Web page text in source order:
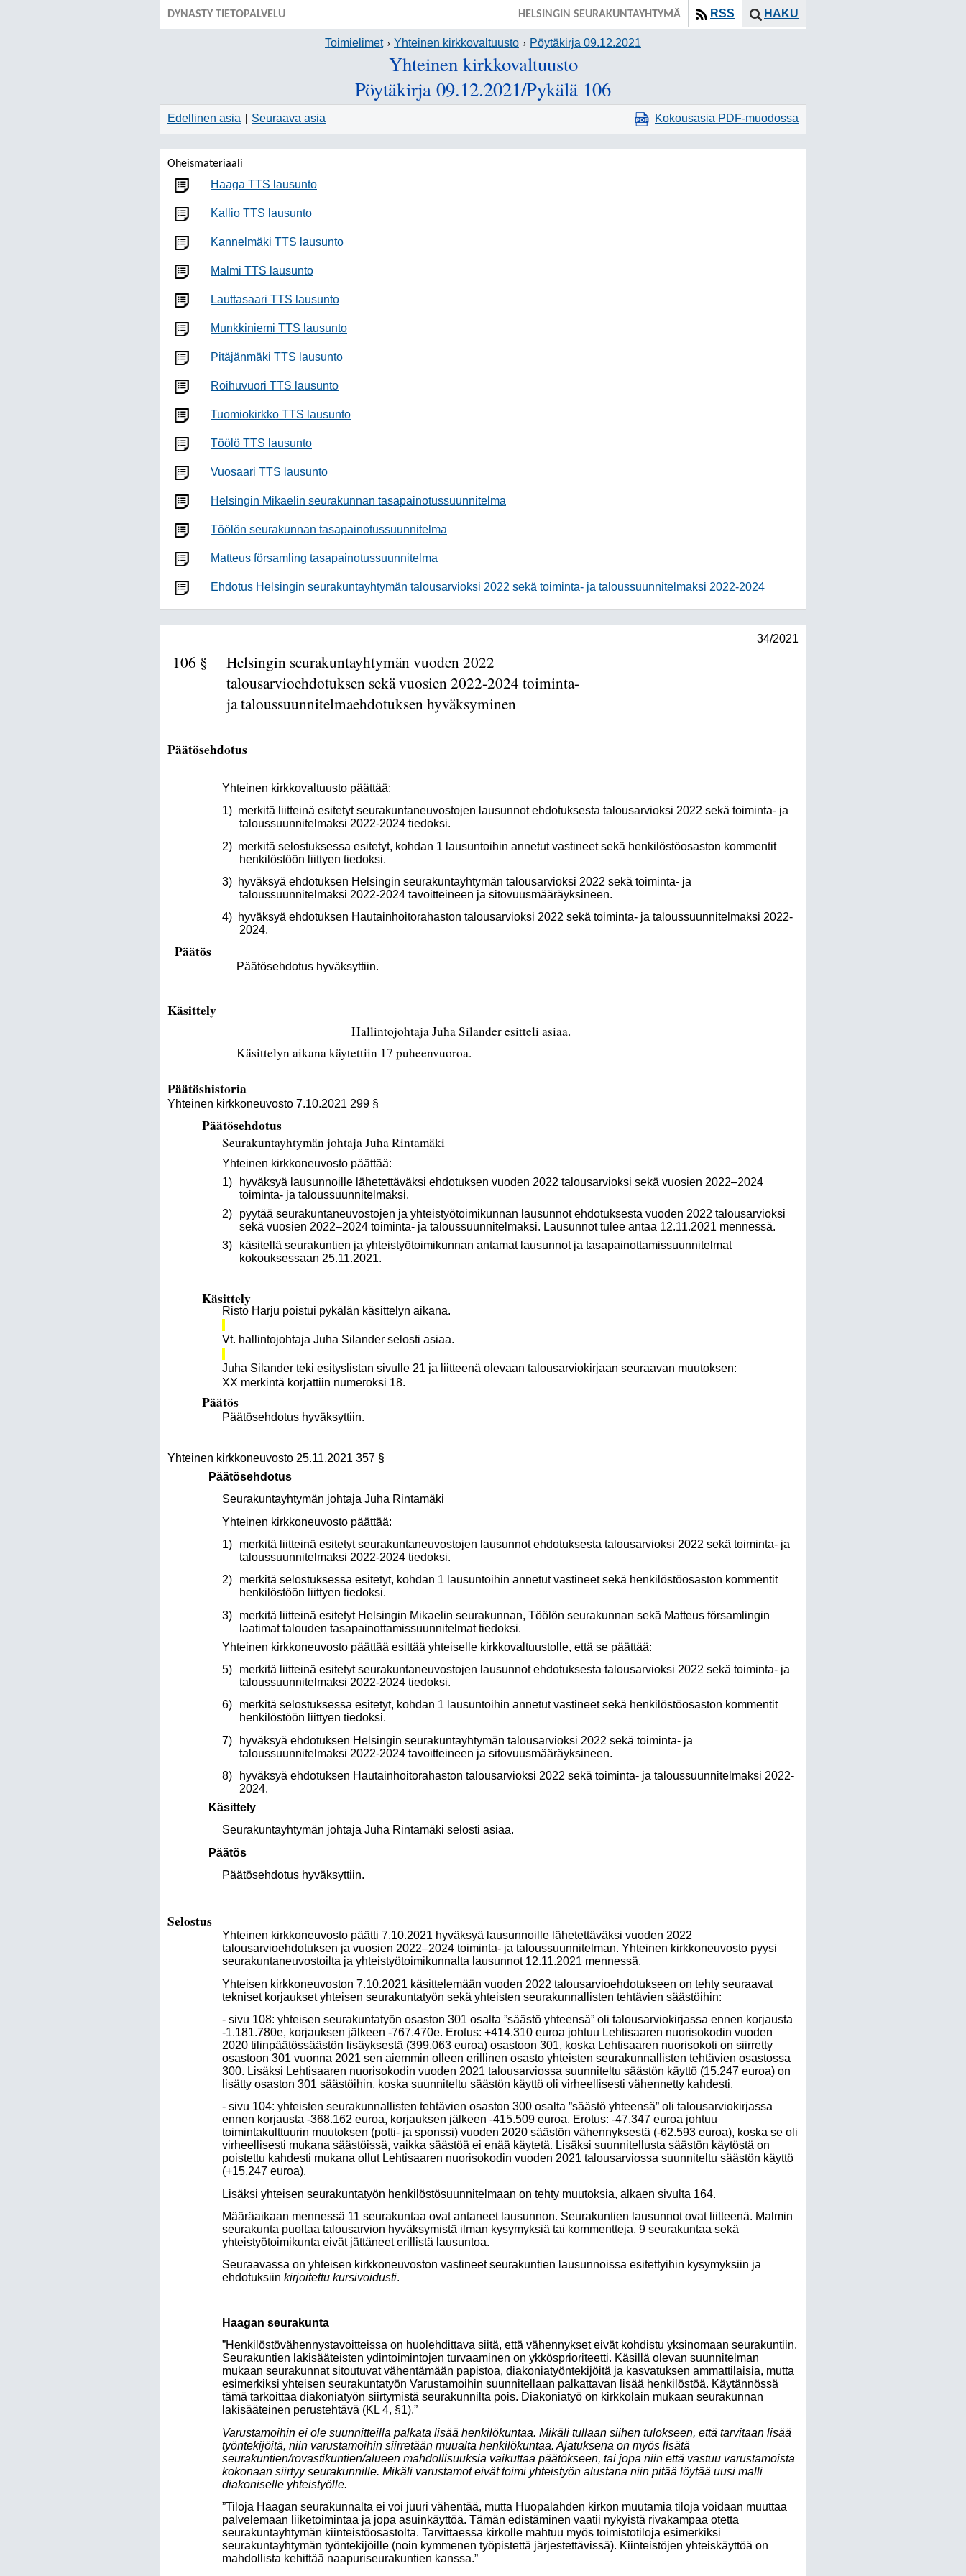
DYNASTY TIETOPALVELU HAKU
RSS
HELSINGIN SEURAKUNTAYHTYMÄ
Toimielimet Yhteinen kirkkovaltuusto Pöytäkirja 09.12.2021
Yhteinen kirkkovaltuusto
Pöytäkirja 09.12.2021/Pykälä 106
Edellinen asia Seuraava asia Kokousasia PDF-muodossa
Oheismateriaali
Haaga TTS lausunto
Kallio TTS lausunto
Kannelmäki TTS lausunto
Malmi TTS lausunto
Lauttasaari TTS lausunto
Munkkiniemi TTS lausunto
Pitäjänmäki TTS lausunto
Roihuvuori TTS lausunto
Tuomiokirkko TTS lausunto
Töölö TTS lausunto
Vuosaari TTS lausunto
Helsingin Mikaelin seurakunnan tasapainotussuunnitelma
Töölön seurakunnan tasapainotussuunnitelma
Matteus församling tasapainotussuunnitelma
Ehdotus Helsingin seurakuntayhtymän talousarvioksi 2022 sekä toiminta- ja taloussuunnitelmaksi 2022-2024
34/2021
106 §
Helsingin seurakuntayhtymän vuoden 2022
talousarvioehdotuksen sekä vuosien 2022-2024 toiminta-
ja taloussuunnitelmaehdotuksen hyväksyminen
Päätösehdotus
Yhteinen kirkkovaltuusto päättää:
1) merkitä liitteinä esitetyt seurakuntaneuvostojen lausunnot ehdotuksesta talousarvioksi 2022 sekä toiminta- ja
taloussuunnitelmaksi 2022-2024 tiedoksi.
2) merkitä selostuksessa esitetyt, kohdan 1 lausuntoihin annetut vastineet sekä henkilöstöosaston kommentit
henkilöstöön liittyen tiedoksi.
3)
hyväksyä ehdotuksen Helsingin seurakuntayhtymän talousarvioksi 2022 sekä toiminta- ja
taloussuunnitelmaksi 2022-2024 tavoitteineen ja sitovuusmääräyksineen.
4)
hyväksyä ehdotuksen Hautainhoitorahaston talousarvioksi 2022 sekä toiminta- ja taloussuunnitelmaksi 2022-
2024.
Päätös
Päätösehdotus hyväksyttiin.
Käsittely
Hallintojohtaja Juha Silander esitteli asiaa.
Käsittelyn aikana käytettiin 17 puheenvuoroa.
Päätöshistoria
Yhteinen kirkkoneuvosto 7.10.2021 299 §
Päätösehdotus
Seurakuntayhtymän johtaja Juha Rintamäki
Yhteinen kirkkoneuvosto päättää:
1)
hyväksyä lausunnoille lähetettäväksi ehdotuksen vuoden 2022 talousarvioksi sekä vuosien 2022–2024
toiminta- ja taloussuunnitelmaksi.
2)
pyytää seurakuntaneuvostojen ja yhteistyötoimikunnan lausunnot ehdotuksesta vuoden 2022 talousarvioksi
sekä vuosien 2022–2024 toiminta- ja taloussuunnitelmaksi. Lausunnot tulee antaa 12.11.2021 mennessä.
3)
käsitellä seurakuntien ja yhteistyötoimikunnan antamat lausunnot ja tasapainottamissuunnitelmat
kokouksessaan 25.11.2021.
Käsittely
Risto Harju poistui pykälän käsittelyn aikana.
Vt. hallintojohtaja Juha Silander selosti asiaa.
Juha Silander teki esityslistan sivulle 21 ja liitteenä olevaan talousarviokirjaan seuraavan muutoksen:
XX merkintä korjattiin numeroksi 18.
Päätös
Päätösehdotus hyväksyttiin.
Yhteinen kirkkoneuvosto 25.11.2021 357 §
Päätösehdotus
Seurakuntayhtymän johtaja Juha Rintamäki
Yhteinen kirkkoneuvosto päättää:
1)
merkitä liitteinä esitetyt seurakuntaneuvostojen lausunnot ehdotuksesta talousarvioksi 2022 sekä toiminta- ja
taloussuunnitelmaksi 2022-2024 tiedoksi.
2)
merkitä selostuksessa esitetyt, kohdan 1 lausuntoihin annetut vastineet sekä henkilöstöosaston kommentit
henkilöstöön liittyen tiedoksi.
3)
merkitä liitteinä esitetyt Helsingin Mikaelin seurakunnan, Töölön seurakunnan sekä Matteus församlingin
laatimat talouden tasapainottamissuunnitelmat tiedoksi.
Yhteinen kirkkoneuvosto päättää esittää yhteiselle kirkkovaltuustolle, että se päättää:
5)
merkitä liitteinä esitetyt seurakuntaneuvostojen lausunnot ehdotuksesta talousarvioksi 2022 sekä toiminta- ja
taloussuunnitelmaksi 2022-2024 tiedoksi.
6)
merkitä selostuksessa esitetyt, kohdan 1 lausuntoihin annetut vastineet sekä henkilöstöosaston kommentit
henkilöstöön liittyen tiedoksi.
7)
hyväksyä ehdotuksen Helsingin seurakuntayhtymän talousarvioksi 2022 sekä toiminta- ja
taloussuunnitelmaksi 2022-2024 tavoitteineen ja sitovuusmääräyksineen.
8)
hyväksyä ehdotuksen Hautainhoitorahaston talousarvioksi 2022 sekä toiminta- ja taloussuunnitelmaksi 2022-
2024.
Käsittely
Seurakuntayhtymän johtaja Juha Rintamäki selosti asiaa.
Päätös
Päätösehdotus hyväksyttiin.
Selostus
Yhteinen kirkkoneuvosto päätti 7.10.2021 hyväksyä lausunnoille lähetettäväksi vuoden 2022
talousarvioehdotuksen ja vuosien 2022–2024 toiminta- ja taloussuunnitelman. Yhteinen kirkkoneuvosto pyysi
seurakuntaneuvostoilta ja yhteistyötoimikunnalta lausunnot 12.11.2021 mennessä.
Yhteisen kirkkoneuvoston 7.10.2021 käsittelemään vuoden 2022 talousarvioehdotukseen on tehty seuraavat
tekniset korjaukset yhteisen seurakuntatyön sekä yhteisten seurakunnallisten tehtävien säästöihin:
- sivu 108: yhteisen seurakuntatyön osaston 301 osalta ”säästö yhteensä” oli talousarviokirjassa ennen korjausta
-1.181.780e, korjauksen jälkeen -767.470e. Erotus: +414.310 euroa johtuu Lehtisaaren nuorisokodin vuoden
2020 tilinpäätössäästön lisäyksestä (399.063 euroa) osastoon 301, koska Lehtisaaren nuorisokoti on siirretty
osastoon 301 vuonna 2021 sen aiemmin olleen erillinen osasto yhteisten seurakunnallisten tehtävien osastossa
300. Lisäksi Lehtisaaren nuorisokodin vuoden 2021 talousarviossa suunniteltu säästön käyttö (15.247 euroa) on
lisätty osaston 301 säästöihin, koska suunniteltu säästön käyttö oli virheellisesti vähennetty kahdesti.
- sivu 104: yhteisten seurakunnallisten tehtävien osaston 300osalta ”säästö yhteensä” oli talousarviokirjassa
ennen korjausta -368.162 euroa, korjauksen jälkeen -415.509 euroa. Erotus: -47.347 euroa johtuu
toimintakulttuurin muutoksen (potti- ja sponssi) vuoden 2020 säästön vähennyksestä (-62.593 euroa), koska se oli
virheellisesti mukana säästöissä, vaikka säästöä ei enää käytetä. Lisäksi suunnitellusta säästön käytöstä on
poistettu kahdesti mukana ollut Lehtisaaren nuorisokodin vuoden 2021 talousarviossa suunniteltu säästön käyttö
(+15.247 euroa).
Lisäksi yhteisen seurakuntatyön henkilöstösuunnitelmaan on tehty muutoksia, alkaen sivulta 164.
Määräaikaan mennessä 11 seurakuntaa ovat antaneet lausunnon. Seurakuntien lausunnot ovat liitteenä. Malmin
seurakunta puoltaa talousarvion hyväksymistä ilman kysymyksiä tai kommentteja. 9 seurakuntaa sekä
yhteistyötoimikunta eivät jättäneet erillistä lausuntoa.
Seuraavassa on yhteisen kirkkoneuvoston vastineet seurakuntien lausunnoissa esitettyihin kysymyksiin ja
ehdotuksiin kirjoitettu kursivoidusti.
Haagan seurakunta
”Henkilöstövähennystavoitteissa on huolehdittava siitä, että vähennykset eivät kohdistu yksinomaan seurakuntiin.
Seurakuntien lakisääteisten ydintoimintojen turvaaminen on ykkösprioriteetti. Käsillä olevan suunnitelman
mukaan seurakunnat sitoutuvat vähentämään papistoa, diakoniatyöntekijöitä ja kasvatuksen ammattilaisia, mutta
esimerkiksi yhteisen seurakuntatyön Varustamoihin suunnitellaan palkattavan lisää henkilöstöä. Käytännössä
tämä tarkoittaa diakoniatyön siirtymistä seurakunnilta pois. Diakoniatyö on kirkkolain mukaan seurakunnan
lakisääteinen perustehtävä (KL 4, §1).”
Varustamoihin ei ole suunnitteilla palkata lisää henkilökuntaa. Mikäli tullaan siihen tulokseen, että tarvitaan lisää
työntekijöitä, niin varustamoihin siirretään muualta henkilökuntaa. Ajatuksena on myös lisätä
seurakuntien/rovastikuntien/alueen mahdollisuuksia vaikuttaa päätökseen, tai jopa niin että vastuu varustamoista
kokonaan siirtyy seurakunnille. Mikäli varustamot eivät toimi yhteistyön alustana niin pitää löytää uusi malli
diakoniselle yhteistyölle.
”Tiloja Haagan seurakunnalta ei voi juuri vähentää, mutta Huopalahden kirkon muutamia tiloja voidaan muuttaa
palvelemaan liiketoimintaa ja jopa asuinkäyttöä. Tämän edistäminen vaatii nykyistä rivakampaa otetta
seurakuntayhtymän kiinteistöosastolta. Tarvittaessa kirkolle mahtuu myös toimistotiloja esimerkiksi
seurakuntayhtymän työntekijöille (noin kymmenen työpistettä järjestettävissä). Kiinteistöjen yhteiskäyttöä on
mahdollista kehittää naapuriseurakuntien kanssa.”